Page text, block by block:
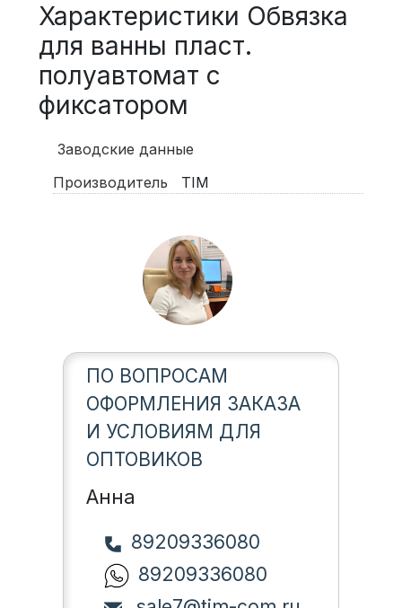
Характеристики Обвязка
для ванны пласт.
полуавтомат с
фиксатором
Заводские данные
Производитель
TIM
ПО ВОПРОСАМ
ОФОРМЛЕНИЯ ЗАКАЗА
И УСЛОВИЯМ ДЛЯ
ОПТОВИКОВ
Анна
89209336080
89209336080